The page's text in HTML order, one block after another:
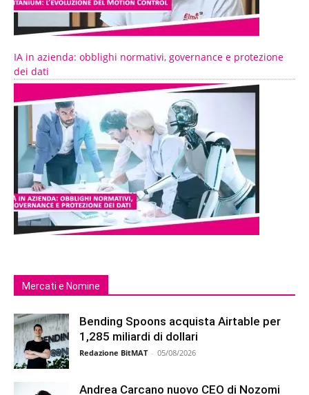
IA in azienda: obblighi normativi, governance e protezione
dei dati
Mercati e Nomine
Bending Spoons acquista Airtable per
1,285 miliardi di dollari
Redazione BitMAT - 05/08/2026
Andrea Carcano nuovo CEO di Nozomi